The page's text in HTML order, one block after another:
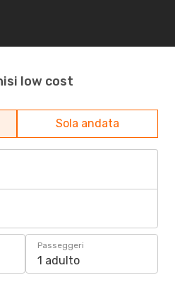
low cost
Sola andata
Passeggeri
1 adulto